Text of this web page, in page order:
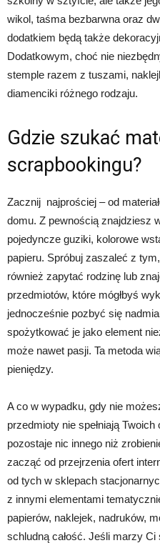
wikol, taśma bezbarwna oraz
dodatkiem będą także
Dodatkowym, choć nie
stemple razem z tuszami,
diamenciki różnego rodzaju.
Gdzie szukać
scrapbookingu?
Zacznij najprościej – od
domu. Z pewnością znajdziesz
pojedyncze guziki, kolorowe
papieru. Spróbuj zaszaleć z
również zapytać rodzinę lub
przedmiotów, które mógłbyś
jednocześnie pozbyć się
spożytkować je jako element
może nawet pasji. Ta metoda
pieniędzy.
A co w wypadku, gdy nie
przedmioty nie spełniają
pozostaje nic innego niż
zacząć od przejrzenia ofert
od tych w sklepach
z innymi elementami
papierów, naklejek, nadruków,
schludną całość. Jeśli marzy